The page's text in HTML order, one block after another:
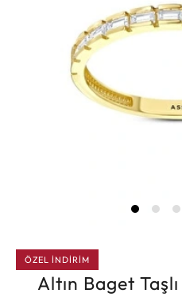
ÖZEL İNDİRİM
Altın Baget